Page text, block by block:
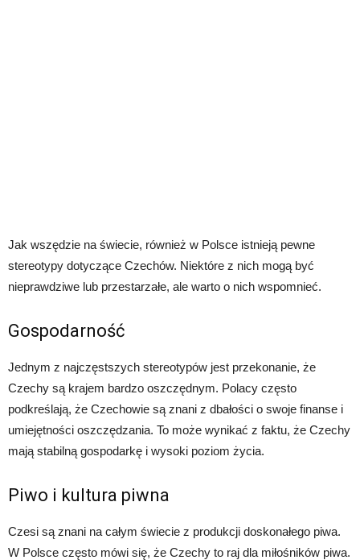
Jak wszędzie na świecie, również w Polsce istnieją pewne
stereotypy dotyczące Czechów. Niektóre z nich mogą być
nieprawdziwe lub przestarzałe, ale warto o nich wspomnieć.
Gospodarność
Jednym z najczęstszych stereotypów jest przekonanie, że
Czechy są krajem bardzo oszczędnym. Polacy często
podkreślają, że Czechowie są znani z dbałości o swoje finanse i
umiejętności oszczędzania. To może wynikać z faktu, że Czechy
mają stabilną gospodarkę i wysoki poziom życia.
Piwo i kultura piwna
Czesi są znani na całym świecie z produkcji doskonałego piwa.
W Polsce często mówi się, że Czechy to raj dla miłośników piwa.